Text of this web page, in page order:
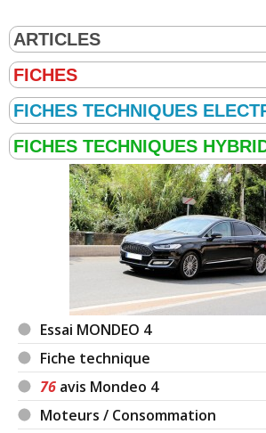
Essai MONDEO 4
Fiche technique
76 avis Mondeo 4
Moteurs / Consommation